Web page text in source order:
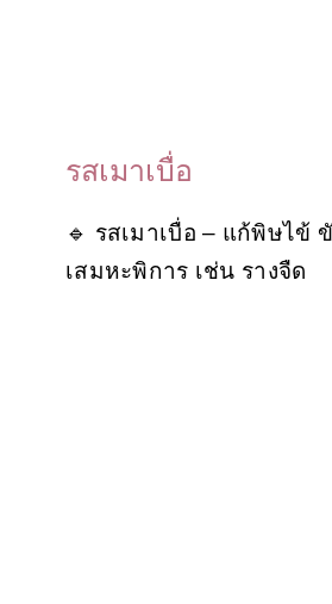
รสเมาเบื่อ
🔹 รสเมาเบื่อ – แก้พิษไข้
เสมหะพิการ เช่น รางจืด